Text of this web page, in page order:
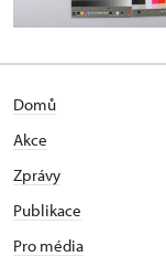
Domů
Akce
Zprávy
Publikace
Pro média